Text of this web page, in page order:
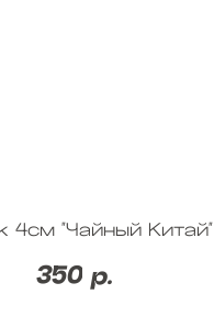
4см "Чайный Китай"
350 р.